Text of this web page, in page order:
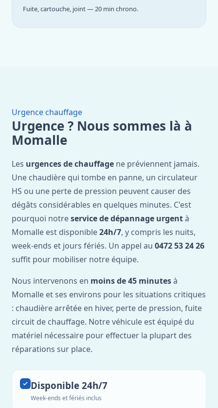
Fuite, cartouche, joint — 20 min chrono.
Urgence chauffage
Urgence ? Nous sommes là à
Momalle
Les urgences de chauffage ne préviennent jamais.
Une chaudière qui tombe en panne, un circulateur
HS ou une perte de pression peuvent causer des
dégâts considérables en quelques minutes. C'est
pourquoi notreservice de dépannage urgentà
Momalle est disponible24h/7, y compris les nuits,
week-ends et jours fériés. Un appel au 0472 53 24 26
suffit pour mobiliser notre équipe.
Nous intervenons en moins de 45 minutesà
Momalle et ses environs pour les situations critiques
: chaudière arrêtée en hiver, perte de pression, fuite
circuit de chauffage. Notre véhicule est équipé du
matériel nécessaire pour effectuer la plupart des
réparations sur place.
Disponible 24h/7
Week-ends et fériés inclus